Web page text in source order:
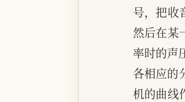
号，把收
然后在某
率时的声
各相应的
机的曲线